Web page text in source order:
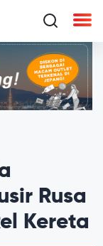
Rusa
Kereta